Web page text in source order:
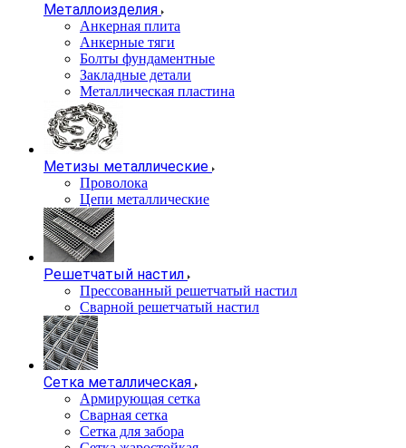
Металлоизделия
Анкерная плита
Анкерные тяги
Болты фундаментные
Закладные детали
Металлическая пластина
Метизы металлические
Проволока
Цепи металлические
Решетчатый настил
Прессованный решетчатый настил
Сварной решетчатый настил
Сетка металлическая
Армирующая сетка
Сварная сетка
Сетка для забора